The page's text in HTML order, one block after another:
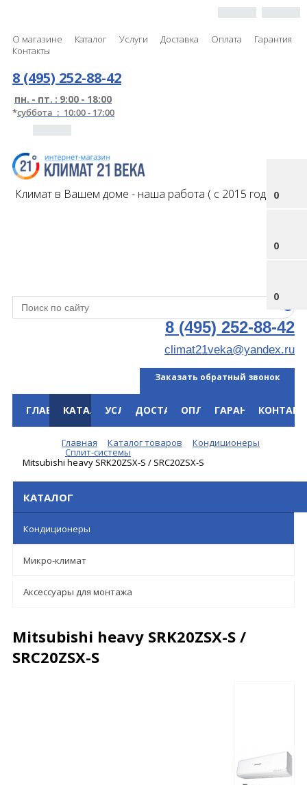
О магазине Каталог Услуги Доставка Оплата
Гарантия
Контакты
0
0
0
8 (495) 252-88-42
пн. - пт. : 9:00 - 18:00
*суббота : 10:00 - 17:00
Климат в Вашем доме - наша работа ( с 2015 года )
8 (495) 252-88-42
climat21veka@yandex.ru
Заказать обратный звонок
ГЛАВНАЯКАТАЛОГУСЛУГИДОСТАВКАОПЛАТАГАРАНТИЯ
Главная Каталог товаров Кондиционеры
Сплит-системы
Mitsubishi heavy SRK20ZSX-S / SRC20ZSX-S
КАТАЛОГ
Кондиционеры
Микро-климат
Аксессуары для монтажа
Mitsubishi heavy SRK20ZSX-S /
SRC20ZSX-S